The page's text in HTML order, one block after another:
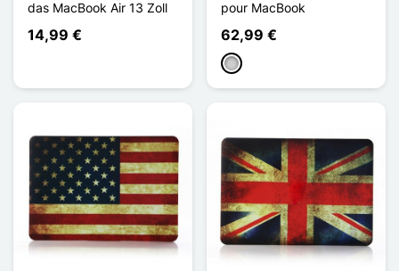
das MacBook Air 13 Zoll
14,99 €
pour MacBook
62,99 €
Silber